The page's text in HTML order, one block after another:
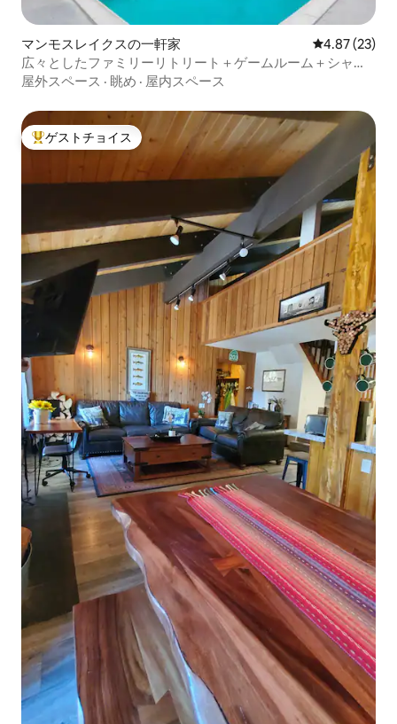
マンモスレイクスの一軒家 レビュー23
4.87 (23)
広々としたファミリーリトリート＋ゲームルーム＋シャト
ルまで徒歩
屋外スペース · 眺め · 屋内スペース
大好評のゲストチョイスです。
ゲストチョイス